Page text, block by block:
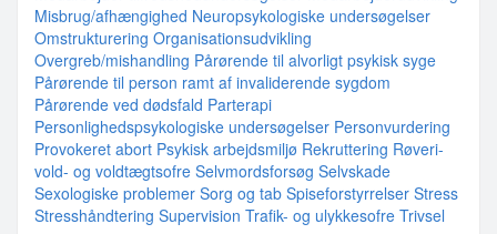
Misbrug/afhængighed Neuropsykologiske undersøgelser
Omstrukturering Organisationsudvikling
Overgreb/mishandling Pårørende til alvorligt psykisk syge
Pårørende til person ramt af invaliderende sygdom
Pårørende ved dødsfald Parterapi
Personlighedspsykologiske undersøgelser Personvurdering
Provokeret abort Psykisk arbejdsmiljø Rekruttering Røveri-
vold- og voldtægtsofre Selvmordsforsøg Selvskade
Sexologiske problemer Sorg og tab Spiseforstyrrelser Stress
Stresshåndtering Supervision Trafik- og ulykkesofre Trivsel